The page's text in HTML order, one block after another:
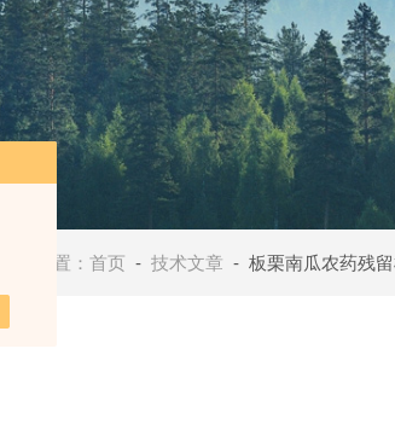
当前位置：首页 -技术文章 - 板栗南瓜农药残留检测试剂盒：